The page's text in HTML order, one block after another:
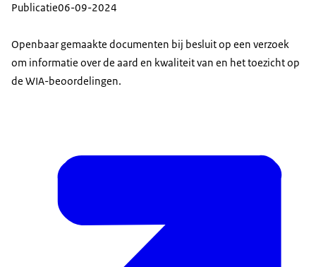
Publicatie06-09-2024
Openbaar gemaakte documenten bij besluit op een verzoek
om informatie over de aard en kwaliteit van en het toezicht op
de WIA-beoordelingen.